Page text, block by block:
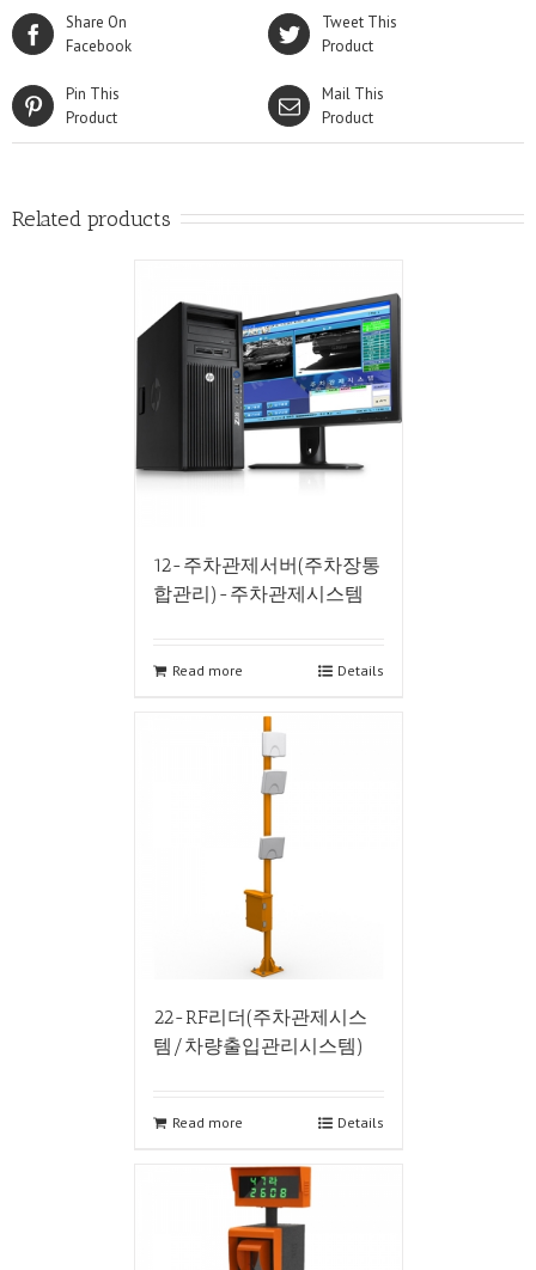
Share On
Facebook
Tweet This
Product
Pin This
Product
Mail This
Product
Related products
12-주차관제서버(주차장통
합관리)-주차관제시스템
Read more Details
22-RF리더(주차관제시스
템/차량출입관리시스템)
Read more Details